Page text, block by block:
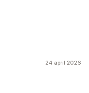
24 april 2026